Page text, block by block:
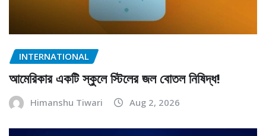
INTERNATIONAL
আমেরিকার একটি স্কুলে স্টিলের জল বোতল নিষিদ্ধ!
Himanshu Tiwari Aug 2, 2026